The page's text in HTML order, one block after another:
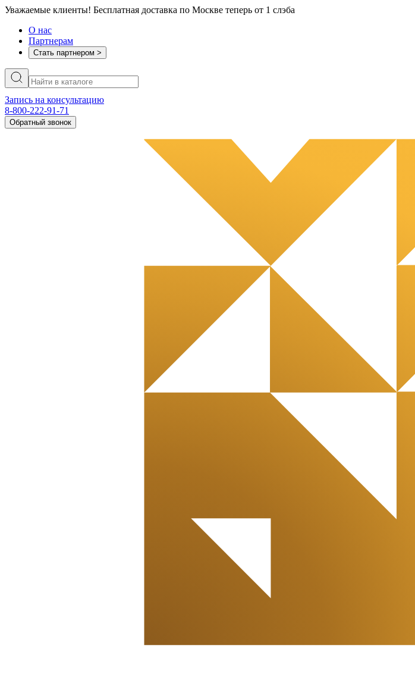
Уважаемые клиенты! Бесплатная доставка по Москве теперь от 1 слэба
О нас
Партнерам
Стать партнером >
Запись на консультацию
8-800-222-91-71
Обратный звонок